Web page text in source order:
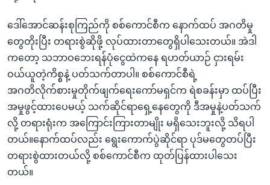
ဒေါ်အောင်ဆန်းစုကြည်ကို စစ်ကောင်စီက နောက်ထပ် အဂတိမှု
တွေတိုးပြီး တရားစွဲဆိုဖို့ လုပ်ထားတာတွေရှိပါသေးတယ်။ အဲဒါ
ကတော့ သဘာဝဘေးရန်ပုံငွေထဲကနေ ရဟတ်ယာဉ် ငှားရမ်း
ဝယ်ယူတဲ့ကိစ္စနဲ့ ပတ်သက်တာပါ။ စစ်ကောင်စီရဲ့
အဂတိလိုက်စားမှုတိုက်ဖျက်ရေးကော်မရှင်က ရဲစခန်းမှာ ထပ်ပြီး
အမှုဖွင့်ထားပေမယ့် သက်ဆိုင်ရာရှေ့နေတွေကို ဒီအမှုနဲ့ပတ်သက်
လို့ တရားရုံးက အကြောင်းကြားတာမျိုး မရှိသေးဘူးလို့ သိရပါ
တယ်။နောက်ထပ်လည်း ရွေးကောက်ပွဲဆိုင်ရာ ပုဒ်မတွေတပ်ပြီး
တရားစွဲထားတယ်လို့ စစ်ကောင်စီက ထုတ်ပြန်ထားပါသေး
တယ်။